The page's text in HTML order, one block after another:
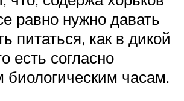
равно нужно давать
питаться, как в дикой
есть согласно
биологическим часам.